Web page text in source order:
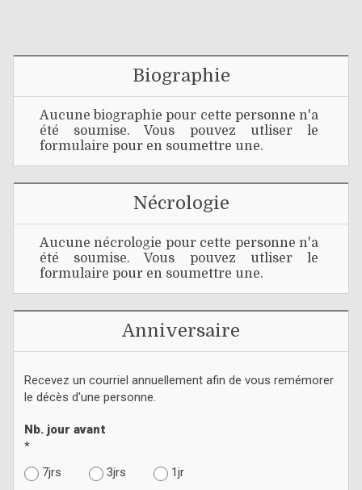
Biographie
Aucune biographie pour cette personne n'a
été soumise. Vous pouvez utliser le
formulaire pour en soumettre une.
Nécrologie
Aucune nécrologie pour cette personne n'a
été soumise. Vous pouvez utliser le
formulaire pour en soumettre une.
Anniversaire
Recevez un courriel annuellement afin de vous remémorer
le décès d'une personne.
Nb. jour avant
*
7jrs
3jrs 1jr